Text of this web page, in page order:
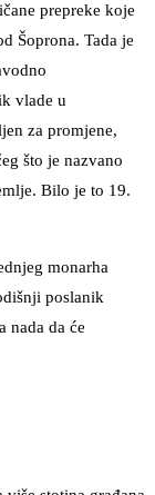
prepreke koje
Šoprona. Tada je
vlade u
za promjene,
što je nazvano
Bilo je to 19.
monarha
poslanik
nada da će